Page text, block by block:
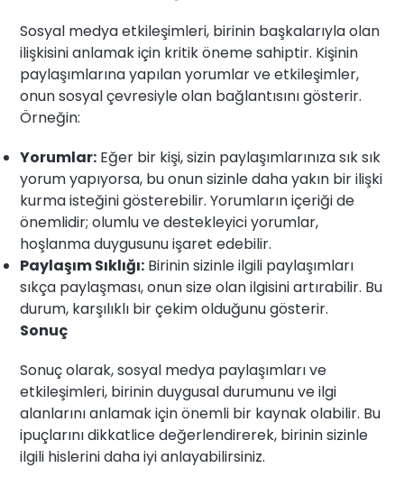
Sosyal medya etkileşimleri, birinin başkalarıyla olan
ilişkisini anlamak için kritik öneme sahiptir. Kişinin
paylaşımlarına yapılan yorumlar ve etkileşimler,
onun sosyal çevresiyle olan bağlantısını gösterir.
Örneğin:
Yorumlar: Eğer bir kişi, sizin paylaşımlarınıza sık sık
yorum yapıyorsa, bu onun sizinle daha yakın bir ilişki
kurma isteğini gösterebilir. Yorumların içeriği de
önemlidir; olumlu ve destekleyici yorumlar,
hoşlanma duygusunu işaret edebilir.
Paylaşım Sıklığı: Birinin sizinle ilgili paylaşımları
sıkça paylaşması, onun size olan ilgisini artırabilir. Bu
durum, karşılıklı bir çekim olduğunu gösterir.
Sonuç
Sonuç olarak, sosyal medya paylaşımları ve
etkileşimleri, birinin duygusal durumunu ve ilgi
alanlarını anlamak için önemli bir kaynak olabilir. Bu
ipuçlarını dikkatlice değerlendirerek, birinin sizinle
ilgili hislerini daha iyi anlayabilirsiniz.